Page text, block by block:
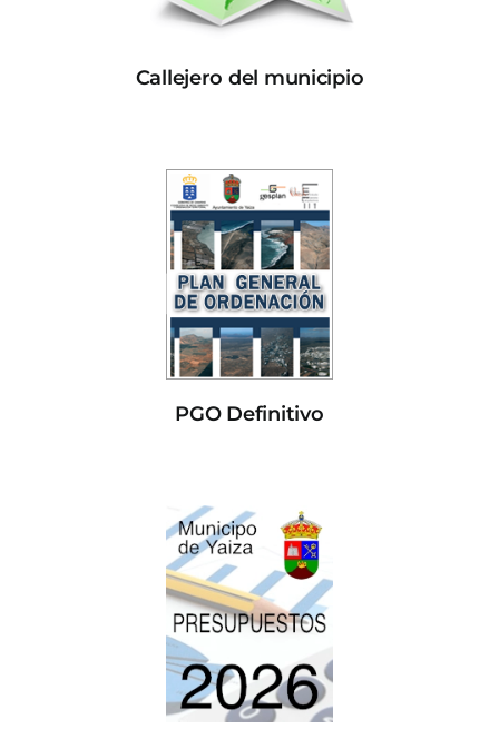
Callejero del municipio
PGO Definitivo